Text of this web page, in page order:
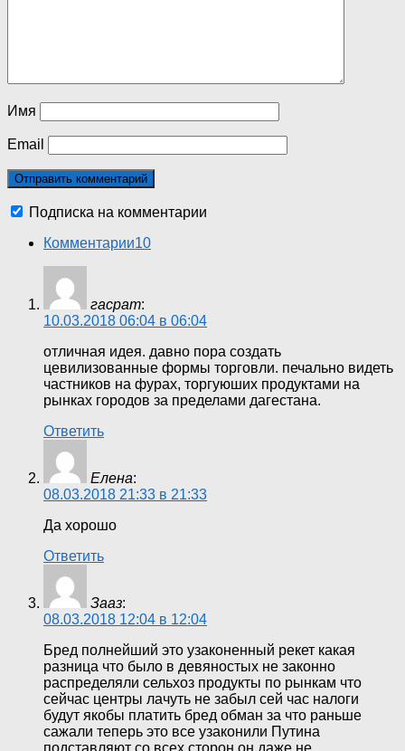
Имя
Email
Подписка на комментарии
Комментарии10
гасрат:
10.03.2018 06:04 в 06:04
отличная идея. давно пора создать
цевилизованные формы торговли. печально видеть
частников на фурах, торгуюших продуктами на
рынках городов за пределами дагестана.
Ответить
Елена:
08.03.2018 21:33 в 21:33
Да хорошо
Ответить
Зааз:
08.03.2018 12:04 в 12:04
Бред полнейший это узаконенный рекет какая
разница что было в девяностых не законно
распределяли сельхоз продукты по рынкам что
сейчас центры лачуть не забыл сей час налоги
будут якобы платить бред обман за что раньше
сажали теперь это все узаконили Путина